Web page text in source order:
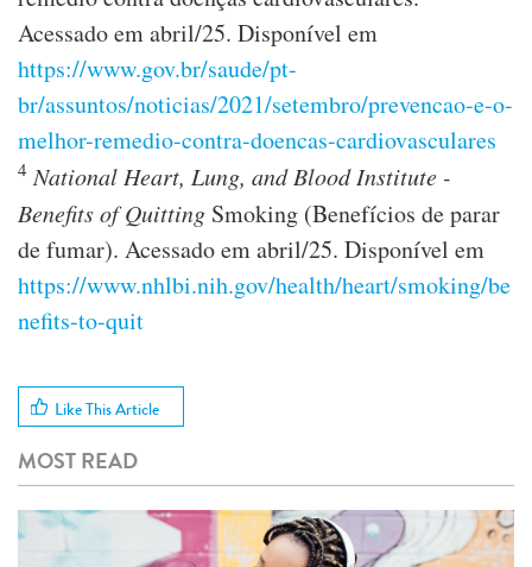
Acessado em abril/25. Disponível em
https://www.gov.br/saude/pt-
br/assuntos/noticias/2021/setembro/prevencao-e-o-
melhor-remedio-contra-doencas-cardiovasculares
4 National Heart, Lung, and Blood Institute -
Benefits of Quitting Smoking (Benefícios de parar
de fumar). Acessado em abril/25. Disponível em
https://www.nhlbi.nih.gov/health/heart/smoking/be
nefits-to-quit
Like This Article
MOST READ